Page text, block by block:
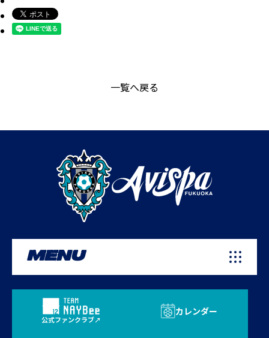
一覧へ戻る
MENU
公式ファンクラブ
カレンダー